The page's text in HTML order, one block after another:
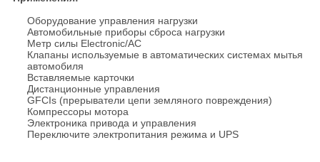
Оборудование управления нагрузки
Автомобильные приборы сброса нагрузки
Метр силы Electronic/AC
Клапаны используемые в автоматических системах мытья
автомобиля
Вставляемые карточки
Дистанционные управления
GFCIs (прерыватели цепи земляного повреждения)
Компрессоры мотора
Электроника привода и управления
Переключите электропитания режима и UPS